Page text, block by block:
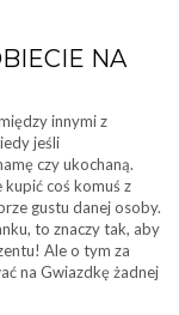
NA
innymi z
jeśli
czy ukochaną.
kupić coś komuś z
gustu danej osoby.
to znaczy tak, aby
Ale o tym za
na Gwiazdkę żadnej